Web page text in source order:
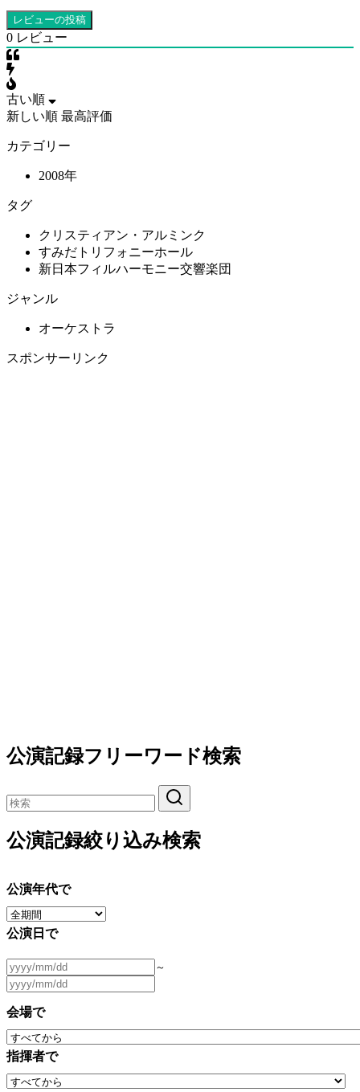
0 レビュー
古い順
新しい順 最高評価
カテゴリー
2008年
タグ
クリスティアン・アルミンク
すみだトリフォニーホール
新日本フィルハーモニー交響楽団
ジャンル
オーケストラ
スポンサーリンク
公演記録フリーワード検索
公演記録絞り込み検索
公演年代で
公演日で
～
会場で
指揮者で